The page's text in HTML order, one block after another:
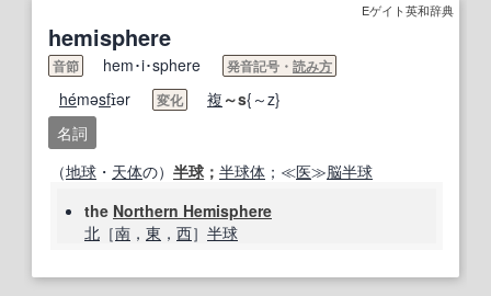
Eゲイト英和辞典
hemisphere
音節 hem･i･sphere 発音記号・ 読み方
héməsfɪ̀ər 変化 複 ～s{～z}
名詞
（地球 ・ 天体の） 半球 ； 半球体 ；≪医≫脳半球
the Northern Hemisphere
北 ［南 ， 東 ， 西］ 半球